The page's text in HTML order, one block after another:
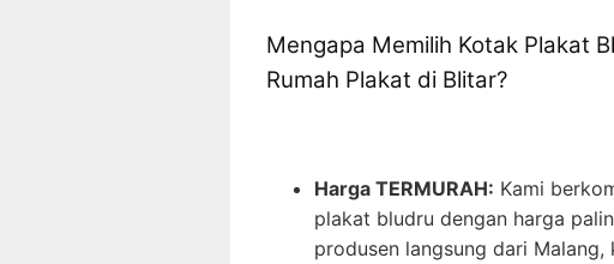
Mengapa Memilih Kotak Plakat
Rumah Plakat di Blitar?
Harga TERMURAH: Kami
plakat bludru dengan harga
produsen langsung dari